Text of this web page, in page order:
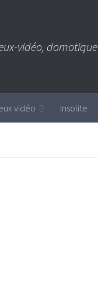
vidéo, domotique
vidéo Insolite